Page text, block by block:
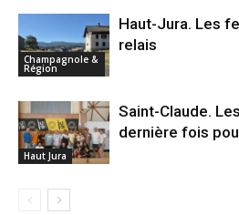
Champagnole &
Région
Haut-Jura. Les
relais
Haut Jura
Saint-Claude.
dernière fois